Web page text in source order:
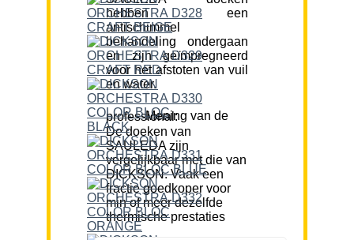
hebben een
antischimmel
behandeling ondergaan
en zijn geïmpregneerd
voor het afstoten van vuil
en water.
Mening van de professional:
De doeken van
SAULEDA zijn
vergelijkbaar met die van
DICKSON. Vaak een
fractie goedkoper voor
min of meer dezelfde
thermische prestaties